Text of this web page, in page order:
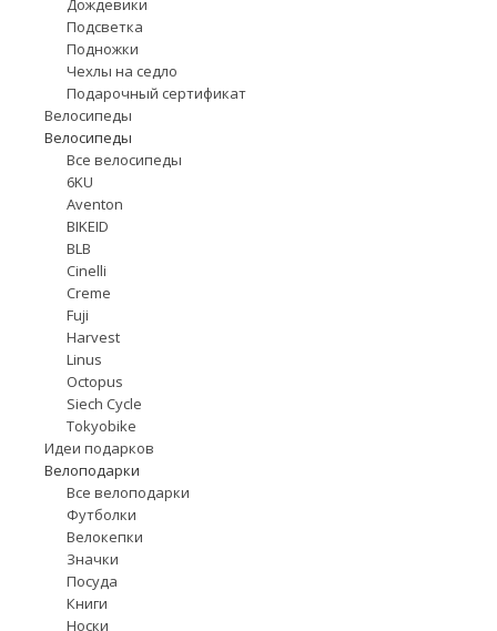
Дождевики
Подсветка
Подножки
Чехлы на седло
Подарочный сертификат
Велосипеды
Велосипеды
Все велосипеды
6KU
Aventon
BIKEID
BLB
Cinelli
Creme
Fuji
Harvest
Linus
Octopus
Siech Cycle
Tokyobike
Идеи подарков
Велоподарки
Все велоподарки
Футболки
Велокепки
Значки
Посуда
Книги
Носки